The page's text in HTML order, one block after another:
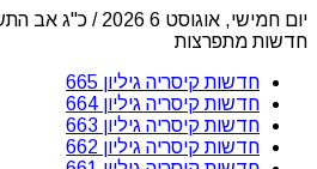
יום חמישי, אוגוסט 6 2026 / כ"ג אב התשפ"ו
חדשות מתפרצות
חדשות קיסריה גיליון 665
חדשות קיסריה גיליון 664
חדשות קיסריה גיליון 663
חדשות קיסריה גיליון 662